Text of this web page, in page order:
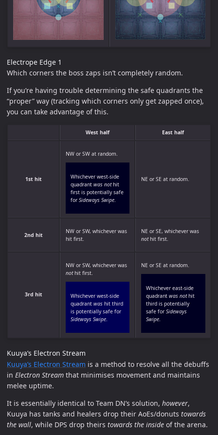
Electrope Edge 1
Which corners the boss zaps isn’t completely random.
If you’re having trouble determining the safe quadrants the
“proper” way (tracking which corners only get zapped once),
you can take advantage of this.
West half East half
1st hit
NW or SW at random.
Whichever west-side
quadrant was nothit
first is potentially safe
for Sideways Swipe.
NE or SE at random.
2nd hit
NW or SW, whichever was
hit first.
NE or SE, whichever was
nothit first.
3rd hit
NW or SW, whichever was
nothit first.
Whichever west-side
quadrant washit third
is potentially safe for
Sideways Swipe.
NE or SE at random.
Whichever east-side
quadrant was nothit
third is potentially
safe for Sideways
Swipe.
Kuuya’s Electron Stream
Kuuya’s Electron Stream is a method to resolve all the debuffs
in Electron Stream that minimises movement and maintains
melee uptime.
It is essentially identical to Team DN’s solution, however,
Kuuya has tanks and healers drop their AoEs/donuts towards
the wall, while DPS drop theirs towards the inside of the arena.